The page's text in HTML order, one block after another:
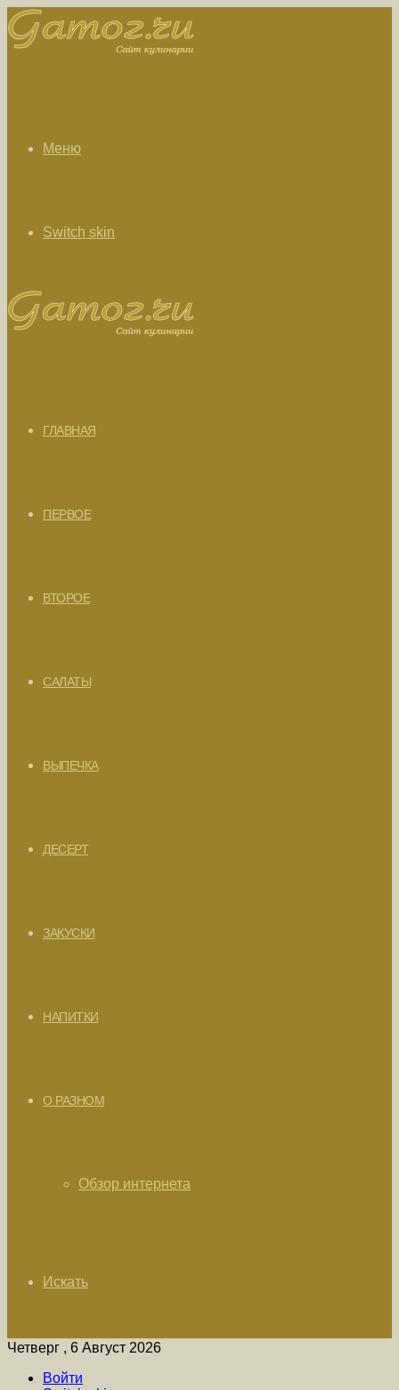
Меню
Switch skin
ГЛАВНАЯ
ПЕРВОЕ
ВТОРОЕ
САЛАТЫ
ВЫПЕЧКА
ДЕСЕРТ
ЗАКУСКИ
НАПИТКИ
О РАЗНОМ
Обзор интернета
Искать
Четверг , 6 Август 2026
Войти